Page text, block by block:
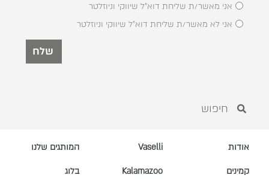
אני מאשר/ת שליחת דוא"ל שיווקי וניוזלטר
אני לא מאשר/ת שליחת דוא"ל שיווקי וניוזלטר
שלח
אודות
קמינים
Vaselli
Kalamazoo
המותגים שלנו
בלוג